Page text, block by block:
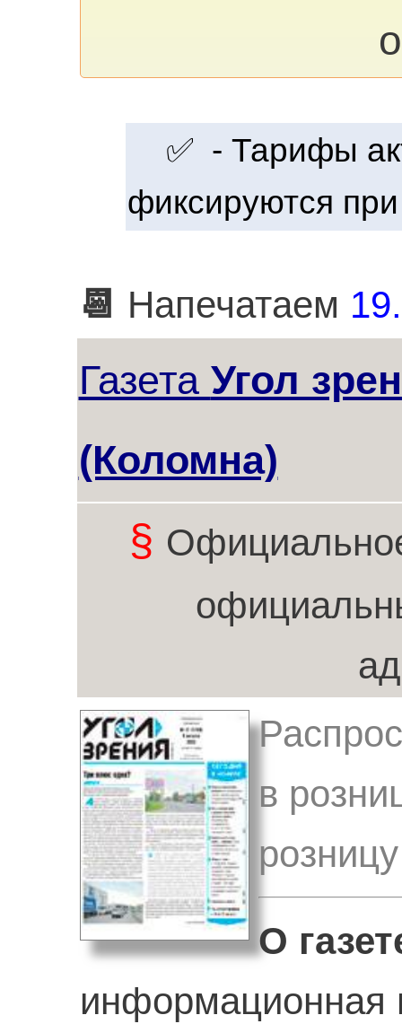
✅ - Тарифы
фиксируются
📆 Напечатаем
Газета Угол
(Коломна)
§
в
розницу
О
информационная